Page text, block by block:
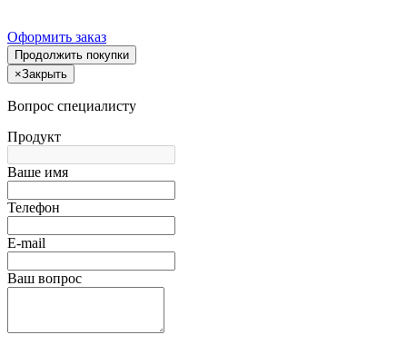
Оформить заказ
Продолжить покупки
×Закрыть
Вопрос специалисту
Продукт
Ваше имя
Телефон
E-mail
Ваш вопрос